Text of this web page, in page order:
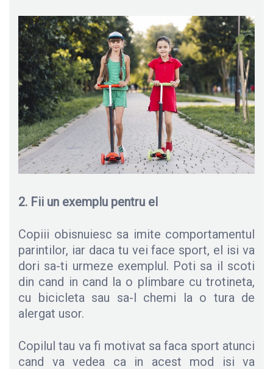
2. Fii un exemplu pentru el
Copiii obisnuiesc sa imite comportamentul
parintilor, iar daca tu vei face sport, el isi va
dori sa-ti urmeze exemplul. Poti sa il scoti
din cand in cand la o plimbare cu trotineta,
cu bicicleta sau sa-l chemi la o tura de
alergat usor.
Copilul tau va fi motivat sa faca sport atunci
cand va vedea ca in acest mod isi va